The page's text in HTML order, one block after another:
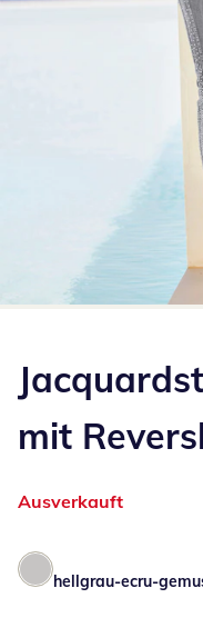
mit
Ausverkauft
hellgrau-ecru-